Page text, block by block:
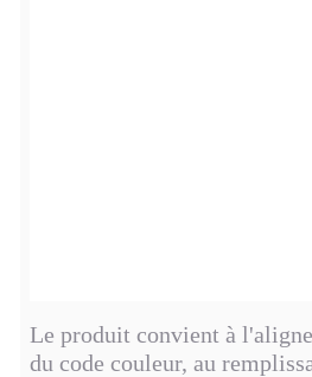
Le produit convient à
du code couleur, au